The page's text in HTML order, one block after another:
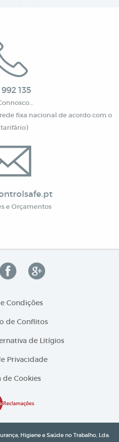
135
fixa nacional de acordo com o
tarifário)
e Orçamentos
Condições
de Conflitos
de Litígios
Privacidade
de Cookies
Higiene e Saúde no Trabalho, Lda.